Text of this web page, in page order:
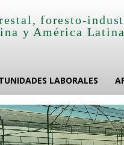
foresto-
y América
LABORALES